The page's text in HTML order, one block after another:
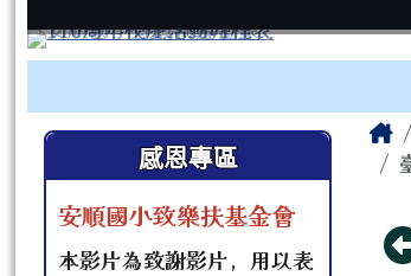
左邊區域內容
感恩專區
安順國小致樂扶基金會
本影片為致謝影片，用以表
頁尾區域